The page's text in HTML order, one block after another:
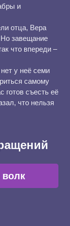
и
отца, Вера
завещание
что впереди –
у неё семи
самому
готов съесть её
что нельзя